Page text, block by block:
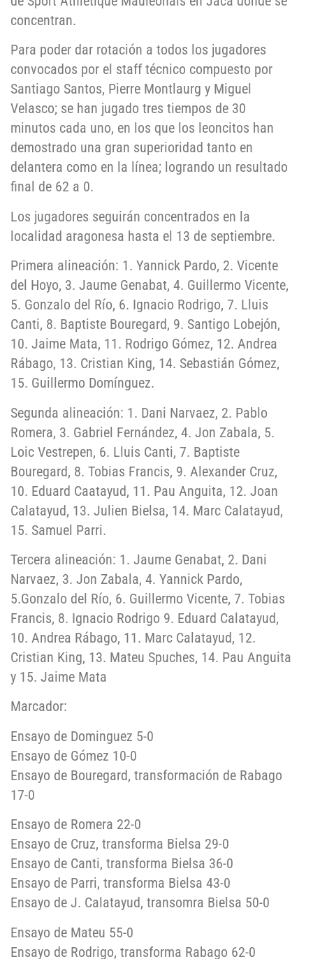
concentran.
Para poder dar rotación a todos los jugadores
convocados por el staff técnico compuesto por
Santiago Santos, Pierre Montlaurg y Miguel
Velasco; se han jugado tres tiempos de 30
minutos cada uno, en los que los leoncitos han
demostrado una gran superioridad tanto en
delantera como en la línea; logrando un resultado
final de 62 a 0.
Los jugadores seguirán concentrados en la
localidad aragonesa hasta el 13 de septiembre.
Primera alineación: 1. Yannick Pardo, 2. Vicente
del Hoyo, 3. Jaume Genabat, 4. Guillermo Vicente,
5. Gonzalo del Río, 6. Ignacio Rodrigo, 7. Lluis
Canti, 8. Baptiste Bouregard, 9. Santigo Lobejón,
10. Jaime Mata, 11. Rodrigo Gómez, 12. Andrea
Rábago, 13. Cristian King, 14. Sebastián Gómez,
15. Guillermo Domínguez.
Segunda alineación: 1. Dani Narvaez, 2. Pablo
Romera, 3. Gabriel Fernández, 4. Jon Zabala, 5.
Loic Vestrepen, 6. Lluis Canti, 7. Baptiste
Bouregard, 8. Tobias Francis, 9. Alexander Cruz,
10. Eduard Caatayud, 11. Pau Anguita, 12. Joan
Calatayud, 13. Julien Bielsa, 14. Marc Calatayud,
15. Samuel Parri.
Tercera alineación: 1. Jaume Genabat, 2. Dani
Narvaez, 3. Jon Zabala, 4. Yannick Pardo,
5.Gonzalo del Río, 6. Guillermo Vicente, 7. Tobias
Francis, 8. Ignacio Rodrigo 9. Eduard Calatayud,
10. Andrea Rábago, 11. Marc Calatayud, 12.
Cristian King, 13. Mateu Spuches, 14. Pau Anguita
y 15. Jaime Mata
Marcador:
Ensayo de Dominguez 5-0
Ensayo de Gómez 10-0
Ensayo de Bouregard, transformación de Rabago
17-0
Ensayo de Romera 22-0
Ensayo de Cruz, transforma Bielsa 29-0
Ensayo de Canti, transforma Bielsa 36-0
Ensayo de Parri, transforma Bielsa 43-0
Ensayo de J. Calatayud, transomra Bielsa 50-0
Ensayo de Mateu 55-0
Ensayo de Rodrigo, transforma Rabago 62-0